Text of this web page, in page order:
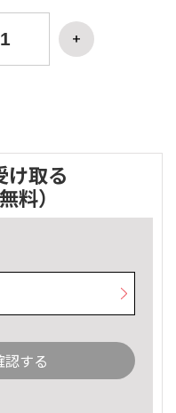
け取る
料）
する